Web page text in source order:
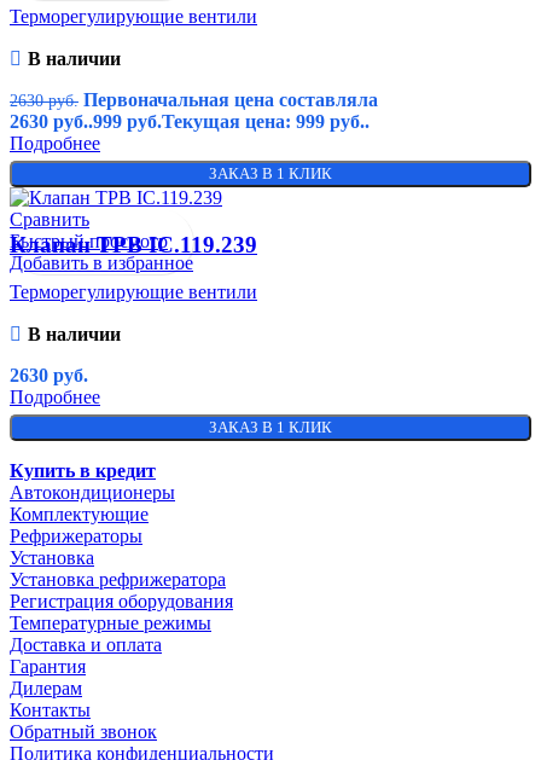
Терморегулирующие вентили
В наличии
2630руб. Первоначальная цена составляла
2630 руб..999 руб.Текущая цена: 999 руб..
Подробнее
ЗАКАЗ В 1 КЛИК
Сравнить
Быстрый просмотр
Добавить в избранное
Клапан ТРВ IC.119.239
Терморегулирующие вентили
В наличии
2630 руб.
Подробнее
ЗАКАЗ В 1 КЛИК
Купить в кредит
Автокондиционеры
Комплектующие
Рефрижераторы
Установка
Установка рефрижератора
Регистрация оборудования
Температурные режимы
Доставка и оплата
Гарантия
Дилерам
Контакты
Обратный звонок
Политика конфиденциальности